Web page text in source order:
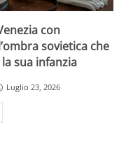
con
sovietica che
sua infanzia
Luglio 23, 2026